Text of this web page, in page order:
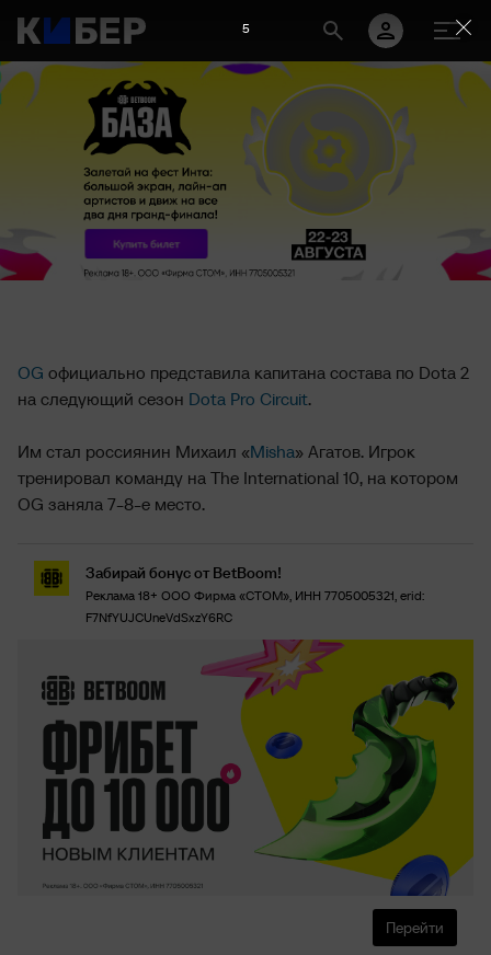
OG официально представила капитана состава по Dota 2
на следующий сезон Dota Pro Circuit.
Им стал россиянин Михаил «Misha» Агатов. Игрок
тренировал команду на The International 10, на котором
OG заняла 7-8-е место.
Забирай бонус от BetBoom!
Реклама 18+ ООО Фирма «СТОМ», ИНН 7705005321, erid:
F7NfYUJCUneVdSxzY6RC
Перейти
4